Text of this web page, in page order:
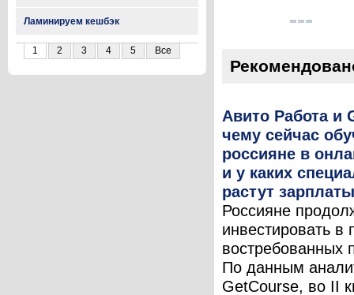
Ламинируем кешбэк
1 2 3 4 5 Все
Авито Работа и
чему сейчас
россияне в
и у каких
растут зарплаты
Россияне
инвестировать в
востребованных
По данным
GetCourse, во II